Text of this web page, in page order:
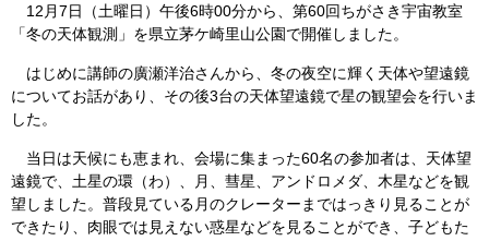
12月7日（土曜日）午後6時00分から、第60回ちがさき宇宙教室
「冬の天体観測」を県立茅ケ崎里山公園で開催しました。
はじめに講師の廣瀬洋治さんから、冬の夜空に輝く天体や望遠鏡
についてお話があり、その後3台の天体望遠鏡で星の観望会を行いま
した。
当日は天候にも恵まれ、会場に集まった60名の参加者は、天体望
遠鏡で、土星の環（わ）、月、彗星、アンドロメダ、木星などを観
望しました。普段見ている月のクレーターまではっきり見ることが
できたり、肉眼では見えない惑星などを見ることができ、子どもた